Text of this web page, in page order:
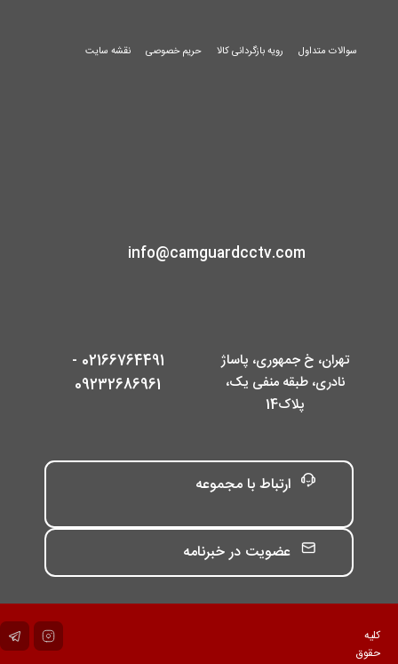
سوالات متداول رویه بازگردانی کالا حریم خصوصی نقشه سایت
info@camguardcctv.com
تهران، خ جمهوری، پاساژ
نادری، طبقه منفی یک،
پلاک14
02166764491 -
09232686961
ارتباط با مجموعه
عضویت در خبرنامه
کلیه
حقوق